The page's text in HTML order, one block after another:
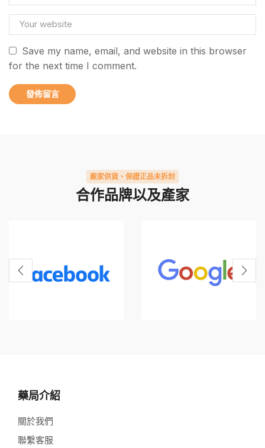
Save my name, email, and website in this browser
for the next time I comment.
廠家供貨、保證正品未拆封
合作品牌以及產家
藥局介紹
關於我們
聯繫客服